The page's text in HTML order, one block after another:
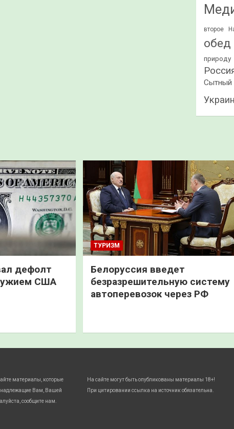
второе
обед
природу
Сытный
дефолт
США
ТУРИЗМ
Белоруссия введет
безразрешительную систему
автоперевозок через РФ
материалы, которые
Вам, Вашей
сообщите нам.
На сайте могут быть опубликованы материалы 18+!
При цитировании ссылка на источник обязательна.